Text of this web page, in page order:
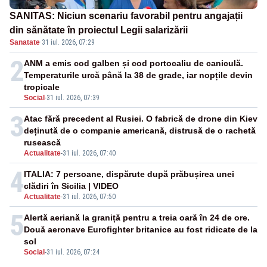
SANITAS: Niciun scenariu favorabil pentru angajații
din sănătate în proiectul Legii salarizării
Sanatate·31 iul. 2026, 07:29
2
Social -31 iul. 2026, 07:39
ANM a emis cod galben și cod portocaliu de caniculă.
Temperaturile urcă până la 38 de grade, iar nopțile devin
tropicale
3
Actualitate-31 iul. 2026, 07:40
Atac fără precedent al Rusiei. O fabrică de drone din Kiev
deținută de o companie americană, distrusă de o rachetă
rusească
4Actualitate-31 iul. 2026, 07:50
ITALIA: 7 persoane, dispărute după prăbușirea unei
clădiri în Sicilia | VIDEO
5
Social -31 iul. 2026, 07:24
Alertă aeriană la graniță pentru a treia oară în 24 de ore.
Două aeronave Eurofighter britanice au fost ridicate de la
sol